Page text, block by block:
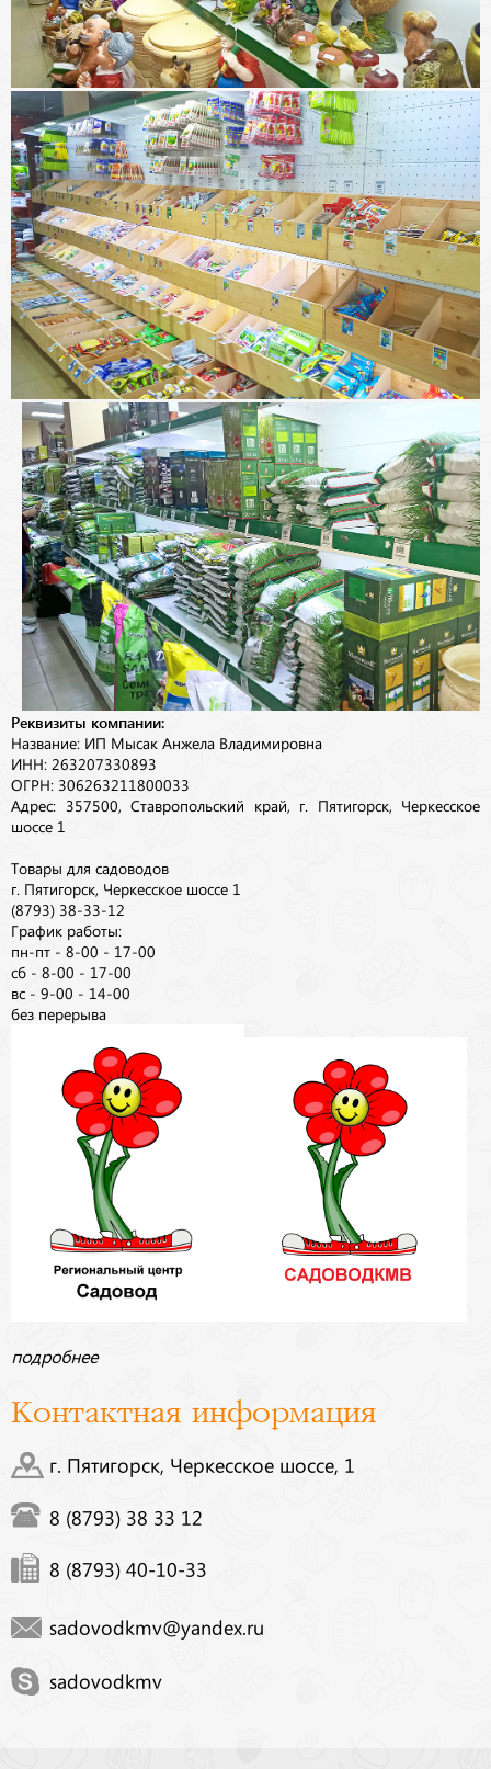
Реквизиты компании:
Название: ИП Мысак Анжела Владимировна
ИНН: 263207330893
ОГРН: 306263211800033
Адрес: 357500, Ставропольский край, г. Пятигорск, Черкесское
шоссе 1
Товары для садоводов
г. Пятигорск, Черкесское шоссе 1
(8793) 38-33-12
График работы:
пн-пт - 8-00 - 17-00
сб - 8-00 - 17-00
вс - 9-00 - 14-00
без перерыва
подробнее
Контактная информация
г. Пятигорск, Черкесское шоссе, 1
8 (8793) 38 33 12
8 (8793) 40-10-33
sadovodkmv@yandex.ru
sadovodkmv